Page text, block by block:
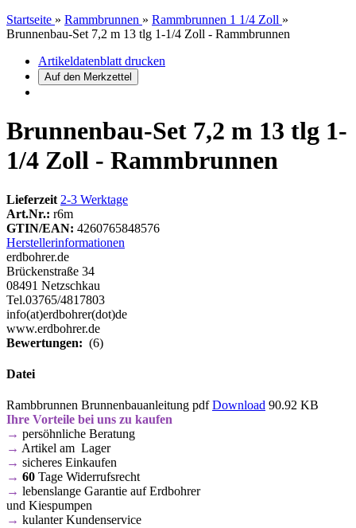
Startseite » Rammbrunnen » Rammbrunnen 1 1/4 Zoll »
Brunnenbau-Set 7,2 m 13 tlg 1-1/4 Zoll - Rammbrunnen
Artikeldatenblatt drucken
Brunnenbau-Set 7,2 m 13 tlg 1-
1/4 Zoll - Rammbrunnen
Lieferzeit 2-3 Werktage
Art.Nr.: r6m
GTIN/EAN: 4260765848576
Herstellerinformationen
erdbohrer.de
Brückenstraße 34
08491 Netzschkau
Tel.03765/4817803
info(at)erdbohrer(dot)de
www.erdbohrer.de
Bewertungen: (6)
Datei
Rambbrunnen Brunnenbauanleitung pdf Download 90.92 KB
Ihre Vorteile bei uns zu kaufen
→ persöhnliche Beratung
→ Artikel am Lager
→ sicheres Einkaufen
→ 60 Tage Widerrufsrecht
→ lebenslange Garantie auf Erdbohrer
und Kiespumpen
→ kulanter Kundenservice